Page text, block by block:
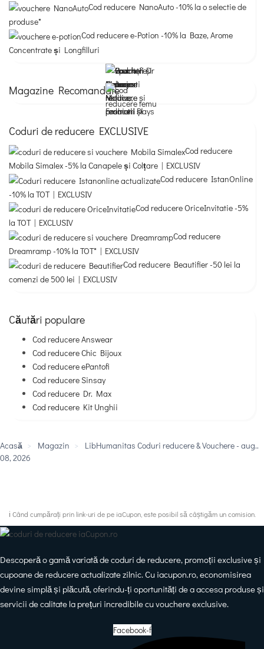
Cod reducere NanoAuto -10% la o selectie de
produse*
Cod reducere e-Potion -10% la Baze, Arome
Concentrate și Longfilluri
Magazine Recomandate
Coduri de reducere EXCLUSIVE
Cod reducere
Mobila Simalex -5% la Canapele și Colțare | EXCLUSIV
Cod reducere IstanOnline
-10% la TOT | EXCLUSIV
Cod reducere OriceInvitatie -5%
la TOT | EXCLUSIV
Cod reducere
Dreamramp -10% la TOT* | EXCLUSIV
Cod reducere Beautifier -50 lei la
comenzi de 500 lei | EXCLUSIV
Căutări populare
Cod reducere Answear
Cod reducere Chic Bijoux
Cod reducere ePantofi
Cod reducere Sinsay
Cod reducere Dr. Max
Cod reducere Kit Unghii
Acasă > Magazin >
LibHumanitas Coduri reducere & Vouchere - aug..
08, 2026
ℹ️ Când cumpărați prin link-uri de pe iaCupon, este posibil să câștigăm un comision.
Descoperă o gamă variată de coduri de reducere, promoții exclusive și
cupoane de reducere actualizate zilnic. Cu iacupon.ro, economisirea
devine simplă și plăcută, oferindu-ți oportunități de a accesa produse și
servicii de calitate la prețuri incredibile cu vouchere exclusive.
Facebook-f